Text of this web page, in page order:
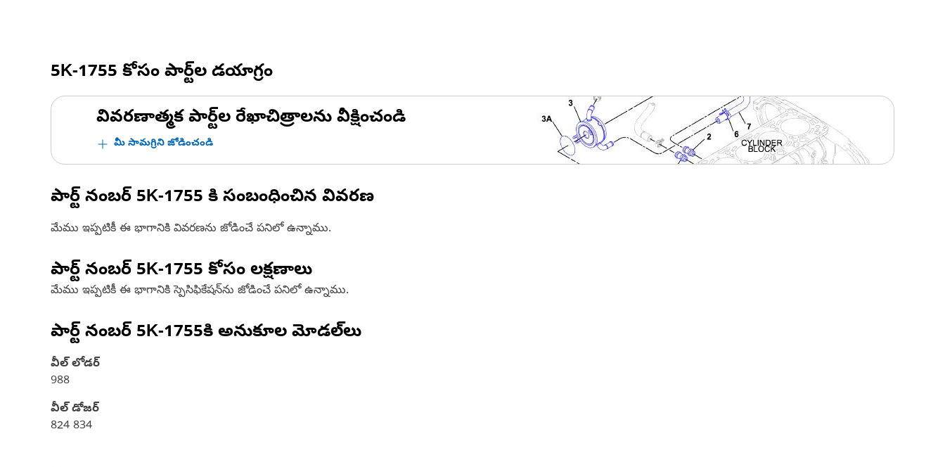
5K-1755 కోసం పార్ట్‌ల డయాగ్రం
వివరణాత్మక పార్ట్‌ల రేఖాచిత్రాలను వీక్షించండి
మీ సామగ్రిని జోడించండి
పార్ట్ నంబర్ 5K-1755 కి సంబంధించిన వివరణ
మేము ఇప్పటికీ ఈ భాగానికి వివరణను జోడించే పనిలో ఉన్నాము.
పార్ట్ నంబర్ 5K-1755 కోసం లక్షణాలు
మేము ఇప్పటికీ ఈ భాగానికి స్పెసిఫికేషన్‌ను జోడించే పనిలో ఉన్నాము.
పార్ట్ నంబర్ 5K-1755కి అనుకూల మోడల్‌లు
వీల్ లోడర్
988
వీల్ డోజర్
824 834